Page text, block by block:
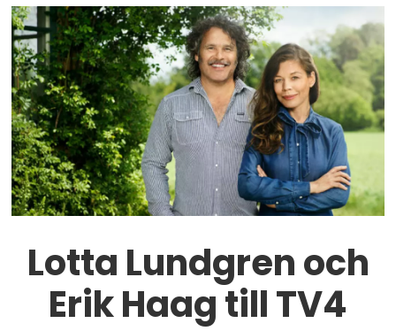
Lotta Lundgren och
Erik Haag till TV4